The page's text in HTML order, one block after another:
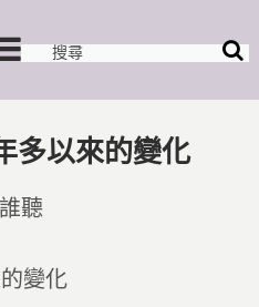
多以來的變化
聽
變化